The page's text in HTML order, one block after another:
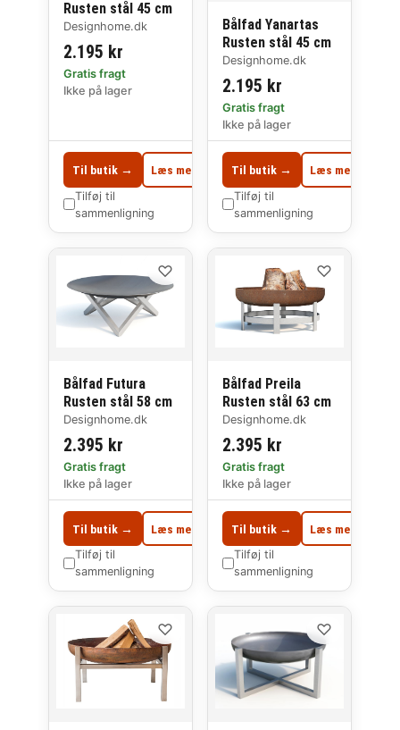
Rusten stål 45 cm
Designhome.dk
2.195 kr
Gratis fragt
Ikke på lager
Til butik → Læs mere
Tilføj til
sammenligning
Bålfad Yanartas
Rusten stål 45 cm
Designhome.dk
2.195 kr
Gratis fragt
Ikke på lager
Til butik → Læs mere
Tilføj til
sammenligning
♡
Bålfad Futura
Rusten stål 58 cm
Designhome.dk
2.395 kr
Gratis fragt
Ikke på lager
Til butik → Læs mere
Tilføj til
sammenligning
♡
Bålfad Preila
Rusten stål 63 cm
Designhome.dk
2.395 kr
Gratis fragt
Ikke på lager
Til butik → Læs mere
Tilføj til
sammenligning
♡ ♡